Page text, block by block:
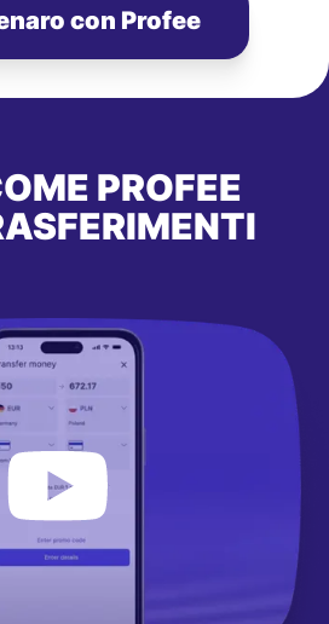
con Profee
PROFEE